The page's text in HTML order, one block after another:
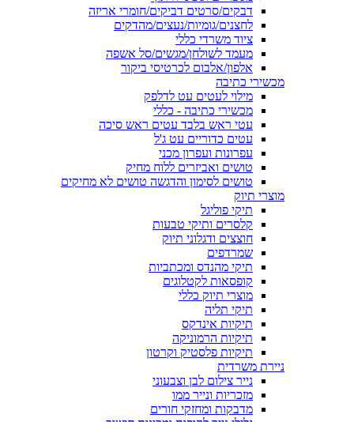
דבקים/סרטים דביקים/חומרי אריזה
לחצנים/גומיות/נעצים/מהדקים
ציוד משרדי כללי
מעמד לשולחן/מגשים/סל אשפה
אלפון/אלבום לכרטיסי ביקור
מכשירי כתיבה
מילוי לעטים עט לדלפק
מכשירי כתיבה - כללי
עטי ראש בלבד עטים ראש סיכה
עטים כדוריים עט ג'ל
עפרונות ועפרון מכני
טושים ואביזרים ללוח מחיק
טושים לסימון והדגשה טושים לא מחיקים
מוצרי תיוק
תיקי פוליגל
קלסרים ותיקי טבעות
חוצצים ודגלוני תיוק
שמרדפים
תיקי מהנדס ומכתביות
קופסאות לקטלוגים
מוצרי תיוק כללי
תיקי תליה
תיקיות אינדקס
תיקיות הרמוניקה
תיקיות פלסטיק וקרטון
ניירת משרדית
נייר צילום לבן וצבעוני
מזכריות ונייר ממו
מדבקות ומחזקי חורים